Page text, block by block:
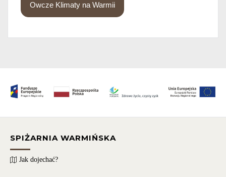
Owcze Klimaty na Warmii
SPIŻARNIA WARMIŃSKA
Jak dojechać?